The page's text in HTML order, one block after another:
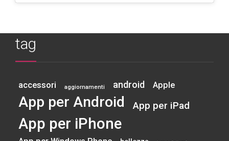
tag
accessori aggiornamenti android Apple
App per Android App per iPad
App per iPhone